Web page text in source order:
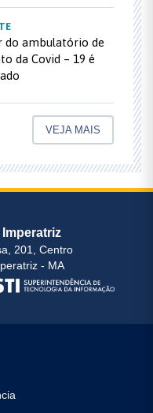
do ambulatório de
da Covid – 19 é
VEJA MAIS
201, Centro
- MA